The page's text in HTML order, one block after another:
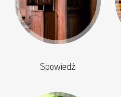
Spowiedź